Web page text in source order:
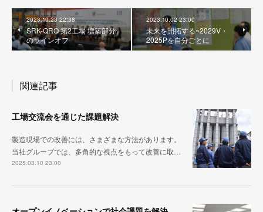
2023.10.23 22:38
SRK-QRO 第2工場 増築部分
のラインオフ
2023.10.02 23:00
未来を開拓する~2029V・
2025Pを自分ごとに
関連記事
工場交流会を通じた課題解決
製造現場での改善には、さまざまな方法があります。
当社グループでは、多角的な視点をもって改善に取…
2025.03.10 23:00